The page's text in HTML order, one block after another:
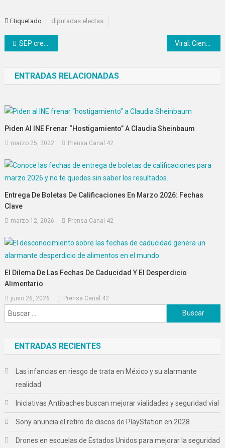
Etiquetado diputadas electas
Navegación
entradas
SEP crea el programa ‘Tú decides’ para la educación superior
ENTRADAS RELACIONADAS
Piden Al INE Frenar “hostigamiento” A Claudia Sheinbaum
marzo 25, 2022 Prensa Canal 42
Entrega De Boletas De Calificaciones En Marzo 2026: Fechas
Clave
marzo 12, 2026 Prensa Canal 42
El Dilema De Las Fechas De Caducidad Y El Desperdicio
Alimentario
junio 26, 2026 Prensa Canal 42
Buscar:
ENTRADAS RECIENTES
Las infancias en riesgo de trata en México y su alarmante
realidad
Iniciativas Antibaches buscan mejorar vialidades y seguridad vial
Sony anuncia el retiro de discos de PlayStation en 2028
Drones en escuelas de Estados Unidos para mejorar la seguridad